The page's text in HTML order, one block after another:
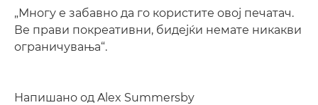
„Многу е забавно да го користите овој печатач.
Ве прави покреативни, бидејќи немате никакви
ограничувања“.
Напишано од Alex Summersby